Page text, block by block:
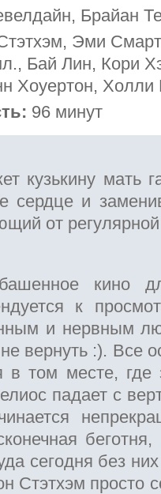
Брайан
Эми
Бай Лин, Кори
Хоуертон, Холли
96 минут
кузькину мать
сердце и
от
к
и нервным
не вернуть :). Все
в том месте, где
падает с
беготня,
сегодня без
Стэтхэм просто